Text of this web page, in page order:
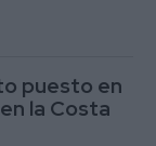
puesto en
la Costa